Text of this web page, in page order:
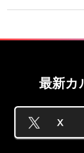
最新カ